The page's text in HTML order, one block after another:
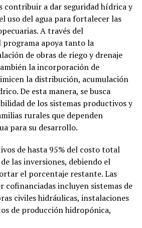
contribuir a dar seguridad hídrica y
uso del agua para fortalecer las
A través del
apoya tanto la
de obras de riego y drenaje
la incorporación de
la distribución, acumulación
De esta manera, se busca
de los sistemas productivos y
rurales que dependen
para su desarrollo.
de hasta 95% del costo total
las inversiones, debiendo el
el porcentaje restante. Las
cofinanciadas incluyen sistemas de
civiles hidráulicas, instalaciones
de producción hidropónica,